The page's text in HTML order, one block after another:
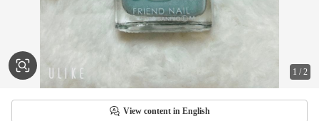
1 /2
View content in English